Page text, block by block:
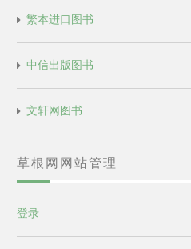
繁本进口图书
中信出版图书
文轩网图书
草根网网站管理
登录